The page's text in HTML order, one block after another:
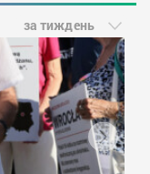
за тиждень